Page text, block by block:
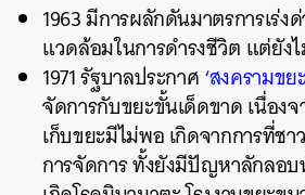
1963 มีการผลักดันมาตรการเร่
แวดล้อมในการดำรงชีวิต แต่ยัง
1971 รัฐบาลประกาศ‘สงครามขย
จัดการกับขยะขั้นเด็ดขาด เนื่อง
เก็บขยะมีไม่พอ เกิดจากการที่ชา
การจัดการ ทั้งยังมีปัญหาลักลอบ